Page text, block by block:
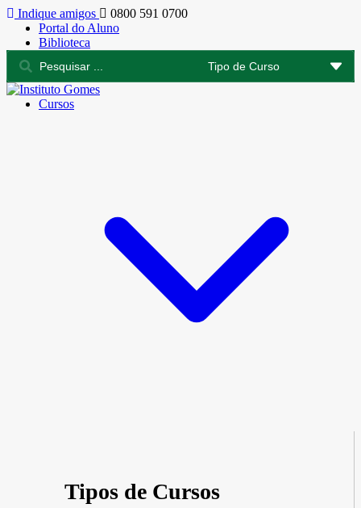
Indique amigos
0800 591 0700
Portal do Aluno
Biblioteca
Cursos
Tipos de Cursos